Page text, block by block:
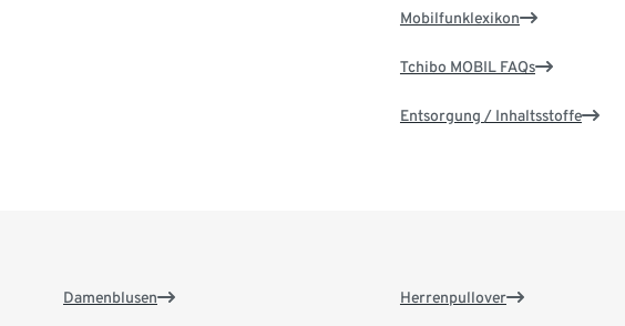
Mobilfunklexikon
Tchibo MOBIL FAQs
Entsorgung / Inhaltsstoffe
Damenblusen Herrenpullover